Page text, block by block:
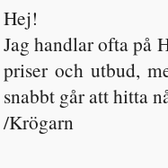
Hej!
Jag handlar ofta på
priser och utbud,
snabbt går att hitta
/Krögarn